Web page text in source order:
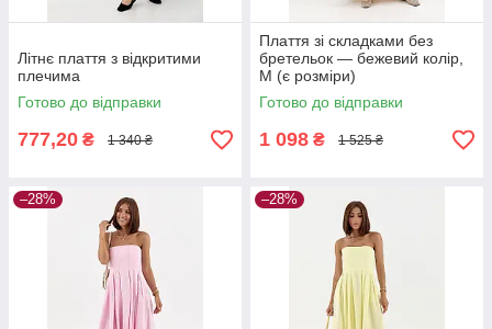
Літнє плаття з відкритими
плечима
Готово до відправки
777,20 ₴ 1 340 ₴
Плаття зі складками без
бретельок — бежевий колір,
M (є розміри)
Готово до відправки
1 098 ₴ 1 525 ₴
–28% –28%